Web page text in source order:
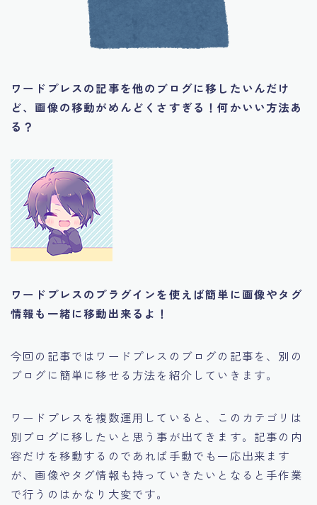
ワードプレスの記事を他のブログに移したいんだけ
ど、画像の移動がめんどくさすぎる！何かいい方法あ
る？
ワードプレスのプラグインを使えば簡単に画像やタグ
情報も一緒に移動出来るよ！
今回の記事ではワードプレスのブログの記事を、別の
ブログに簡単に移せる方法を紹介していきます。
ワードプレスを複数運用していると、このカテゴリは
別ブログに移したいと思う事が出てきます。記事の内
容だけを移動するのであれば手動でも一応出来ます
が、 画像やタグ情報も持っていきたいとなると手作業
で行うのはかなり大変です。